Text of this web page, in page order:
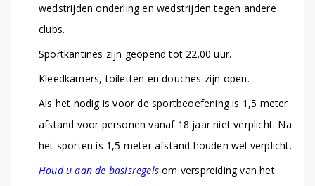
wedstrijden onderling en wedstrijden tegen andere
clubs.
Sportkantines zijn geopend tot 22.00 uur.
Kleedkamers, toiletten en douches zijn open.
Als het nodig is voor de sportbeoefening is 1,5 meter
afstand voor personen vanaf 18 jaar niet verplicht. Na
het sporten is 1,5 meter afstand houden wel verplicht.
Houd u aan de basisregels om verspreiding van het